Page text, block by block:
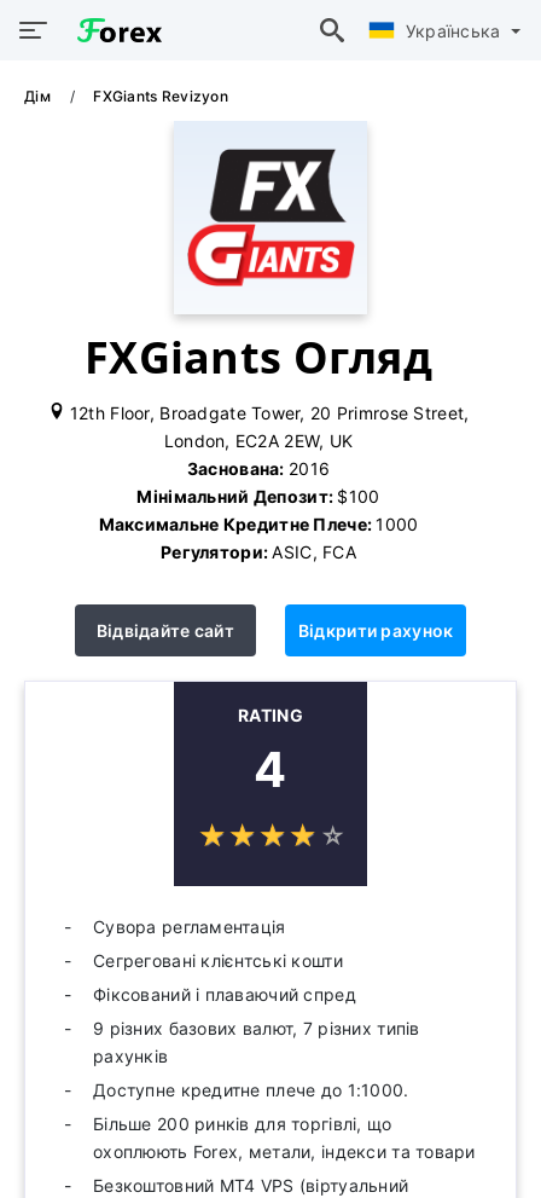
Українська
Дім FXGiants Revizyon
FXGiants Огляд
12th Floor, Broadgate Tower, 20 Primrose Street,
London, EC2A 2EW, UK
Заснована: 2016
Мінімальний Депозит: $100
Максимальне Кредитне Плече:1000
Регулятори:ASIC, FCA
Відвідайте сайт Відкрити рахунок
RATING
4
☆☆☆☆ ☆
★★★★ ★
Сувора регламентація
Сегреговані клієнтські кошти
Фіксований і плаваючий спред
9 різних базових валют, 7 різних типів
рахунків
Доступне кредитне плече до 1:1000.
Більше 200 ринків для торгівлі, що
охоплюють Forex, метали, індекси та товари
Безкоштовний MT4 VPS (віртуальний